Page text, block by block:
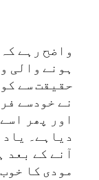
واضح رہے
ہونے والی
حقیقت سے
نے خودسے
اور پھر
دیاہے۔
آنے کے بعد
مودی کا